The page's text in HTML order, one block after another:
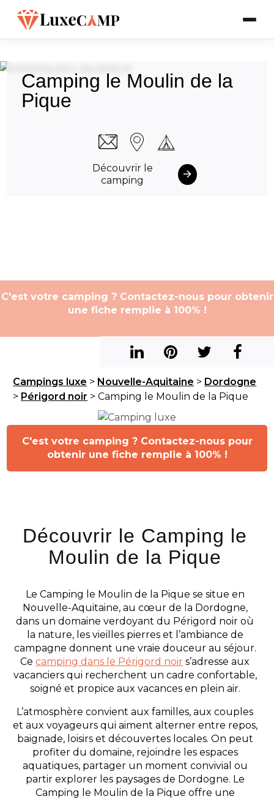
C'est votre camping ? Contactez-nous pour obtenir
une fiche remplie à 100% !
Camping le Moulin de la
Pique
Découvrir le
camping
Campings luxe > Nouvelle-Aquitaine > Dordogne
> Périgord noir > Camping le Moulin de la Pique
Découvrir le Camping le
Moulin de la Pique
Le Camping le Moulin de la Pique se situe en
Nouvelle-Aquitaine, au cœur de la Dordogne,
dans un domaine verdoyant du Périgord noir où
la nature, les vieilles pierres et l’ambiance de
campagne donnent une vraie douceur au séjour.
Ce camping dans le Périgord noir s’adresse aux
vacanciers qui recherchent un cadre confortable,
soigné et propice aux vacances en plein air.
L’atmosphère convient aux familles, aux couples
et aux voyageurs qui aiment alterner entre repos,
baignade, loisirs et découvertes locales. On peut
profiter du domaine, rejoindre les espaces
aquatiques, partager un moment convivial ou
partir explorer les paysages de Dordogne. Le
Camping le Moulin de la Pique offre une
C'est votre camping ? Contactez-nous pour
obtenir une fiche remplie à 100% !